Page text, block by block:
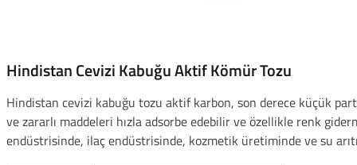
Hindistan Cevizi Kabuğu Aktif Kömür Tozu
Hindistan cevizi kabuğu tozu aktif karbon, son derece küçük
ve zararlı maddeleri hızla adsorbe edebilir ve özellikle renk
endüstrisinde, ilaç endüstrisinde, kozmetik üretiminde ve su